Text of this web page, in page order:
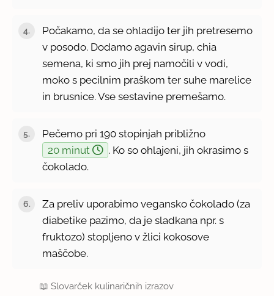
Počakamo, da se ohladijo ter jih pretresemo
v posodo. Dodamo agavin sirup, chia
semena, ki smo jih prej namočili v vodi,
moko s pecilnim praškom ter suhe marelice
in brusnice. Vse sestavine premešamo.
Pečemo pri 190 stopinjah približno
20 minut
. Ko so ohlajeni, jih okrasimo s
čokolado.
Za preliv uporabimo vegansko čokolado (za
diabetike pazimo, da je sladkana npr. s
fruktozo) stopljeno v žlici kokosove
maščobe.
📖Slovarček kulinaričnih izrazov